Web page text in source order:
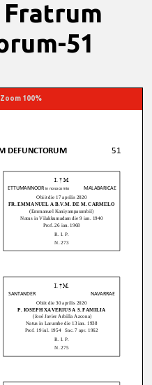
Fratrum
51
Zoom 100%